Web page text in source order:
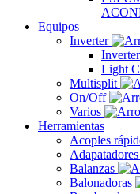
Equipos
Inverter
Light
Multisplit
On/Off
Varios
Herramientas
Acoples
Adapatadores
Balanzas
Balonadoras